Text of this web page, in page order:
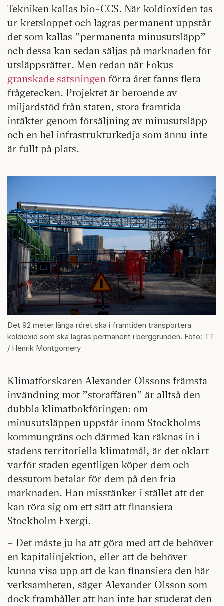
Tekniken kallas bio-CCS. När koldioxiden tas
ur kretsloppet och lagras permanent uppstår
det som kallas ”permanenta minusutsläpp”
och dessa kan sedan säljas på marknaden för
utsläppsrätter. Men redan när Fokus
granskade satsningenförra året fanns flera
frågetecken. Projektet är beroende av
miljardstöd från staten, stora framtida
intäkter genom försäljning av minusutsläpp
och en hel infrastrukturkedja som ännu inte
är fullt på plats.
Det 92 meter långa röret ska i framtiden transportera
koldioxid som ska lagras permanent i berggrunden. Foto: TT
/ Henrik Montgomery
Klimatforskaren Alexander Olssons främsta
invändning mot ”storaffären” är alltså den
dubbla klimatbokföringen: om
minusutsläppen uppstår inom Stockholms
kommungräns och därmed kan räknas in i
stadens territoriella klimatmål, är det oklart
varför staden egentligen köper dem och
dessutom betalar för dem på den fria
marknaden. Han misstänker i stället att det
kan röra sig om ett sätt att finansiera
Stockholm Exergi.
– Det måste ju ha att göra med att de behöver
en kapitalinjektion, eller att de behöver
kunna visa upp att de kan finansiera den här
verksamheten, säger Alexander Olsson som
dock framhåller att han inte har studerat den